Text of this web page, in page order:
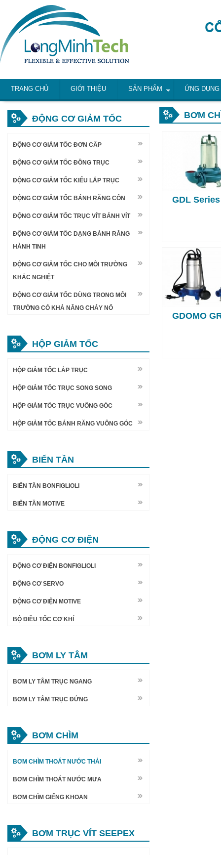
TRANG CHỦ GIỚI THIỆU SẢN PHẨM ỨNG DỤNG
ĐỘNG CƠ GIẢM TỐC
ĐỘNG CƠ GIẢM TỐC ĐƠN CẤP
ĐỘNG CƠ GIẢM TỐC ĐỒNG TRỤC
ĐỘNG CƠ GIẢM TỐC KIỂU LẮP TRỤC
ĐỘNG CƠ GIẢM TỐC BÁNH RĂNG CÔN
ĐỘNG CƠ GIẢM TỐC TRỤC VÍT BÁNH VÍT
ĐỘNG CƠ GIẢM TỐC DẠNG BÁNH RĂNG
HÀNH TINH
ĐỘNG CƠ GIẢM TỐC CHO MÔI TRƯỜNG
KHẮC NGHIỆT
ĐỘNG CƠ GIẢM TỐC DÙNG TRONG MÔI
TRƯỜNG CÓ KHẢ NĂNG CHÁY NỔ
HỘP GIẢM TỐC
HỘP GIẢM TỐC LẮP TRỤC
HỘP GIẢM TỐC TRỤC SONG SONG
HỘP GIẢM TỐC TRỤC VUÔNG GÓC
HỘP GIẢM TỐC BÁNH RĂNG VUÔNG GÓC
BIẾN TẦN
BIẾN TẦN BONFIGLIOLI
BIẾN TẦN MOTIVE
ĐỘNG CƠ ĐIỆN
ĐỘNG CƠ ĐIỆN BONFIGLIOLI
ĐỘNG CƠ SERVO
ĐỘNG CƠ ĐIỆN MOTIVE
BỘ ĐIỀU TỐC CƠ KHÍ
BƠM LY TÂM
BƠM LY TÂM TRỤC NGANG
BƠM LY TÂM TRỤC ĐỨNG
BƠM CHÌM
BƠM CHÌM THOÁT NƯỚC THẢI
BƠM CHÌM THOÁT NƯỚC MƯA
BƠM CHÌM GIẾNG KHOAN
BƠM TRỤC VÍT SEEPEX
BƠM
GDL Series
GDOMO